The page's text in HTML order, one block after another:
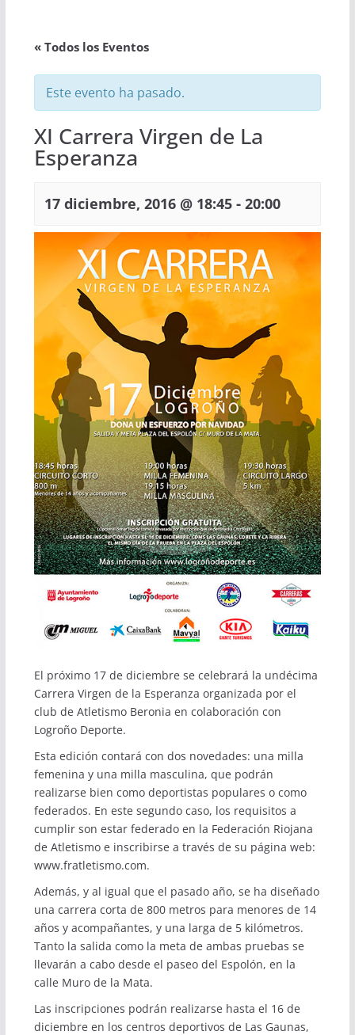
« Todos los Eventos
Este evento ha pasado.
XI Carrera Virgen de La
Esperanza
17 diciembre, 2016 @ 18:45- 20:00
El próximo 17 de diciembre se celebrará la undécima
Carrera Virgen de la Esperanza organizada por el
club de Atletismo Beronia en colaboración con
Logroño Deporte.
Esta edición contará con dos novedades: una milla
femenina y una milla masculina, que podrán
realizarse bien como deportistas populares o como
federados. En este segundo caso, los requisitos a
cumplir son estar federado en la Federación Riojana
de Atletismo e inscribirse a través de su página web:
www.fratletismo.com.
Además, y al igual que el pasado año, se ha diseñado
una carrera corta de 800 metros para menores de 14
años y acompañantes, y una larga de 5 kilómetros.
Tanto la salida como la meta de ambas pruebas se
llevarán a cabo desde el paseo del Espolón, en la
calle Muro de la Mata.
Las inscripciones podrán realizarse hasta el 16 de
diciembre en los centros deportivos de Las Gaunas,